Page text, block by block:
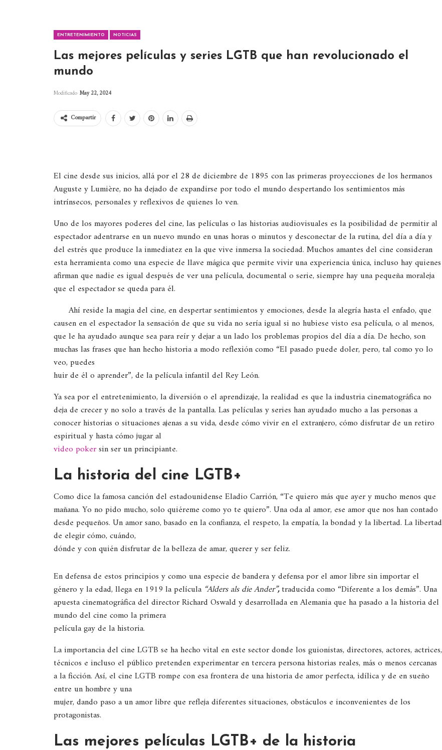
ENTRETENIMIENTO NOTICIAS
Las mejores películas y series LGTB que han revolucionado el
mundo
Modificado May 22, 2024
Compartir
El cine desde sus inicios, allá por el 28 de diciembre de 1895 con las primeras proyecciones de los hermanos
Auguste y Lumière, no ha dejado de expandirse por todo el mundo despertando los sentimientos más
intrínsecos, personales y reflexivos de quienes lo ven.
Uno de los mayores poderes del cine, las películas o las historias audiovisuales es la posibilidad de permitir al
espectador adentrarse en un nuevo mundo en unas horas o minutos y desconectar de la rutina, del día a día y
del estrés que produce la inmediatez en la que vive inmersa la sociedad. Muchos amantes del cine consideran
esta herramienta como una especie de llave mágica que permite vivir una experiencia única, incluso hay quienes
afirman que nadie es igual después de ver una película, documental o serie, siempre hay una pequeña moraleja
que el espectador se queda para él.
Ahí reside la magia del cine, en despertar sentimientos y emociones, desde la alegría hasta el enfado, que
causen en el espectador la sensación de que su vida no sería igual si no hubiese visto esa película, o al menos,
que le ha ayudado aunque sea para reír y dejar a un lado los problemas propios del día a día. De hecho, son
muchas las frases que han hecho historia a modo reflexión como “El pasado puede doler, pero, tal como yo lo
veo, puedes
huir de él o aprender”, de la película infantil del Rey León.
Ya sea por el entretenimiento, la diversión o el aprendizaje, la realidad es que la industria cinematográfica no
deja de crecer y no solo a través de la pantalla. Las películas y series han ayudado mucho a las personas a
conocer historias o situaciones ajenas a su vida, desde cómo vivir en el extranjero, cómo disfrutar de un retiro
espiritual y hasta cómo jugar al
video pokersin ser un principiante.
La historia del cine LGTB+
Como dice la famosa canción del estadounidense Eladio Carrión, “Te quiero más que ayer y mucho menos que
mañana. Yo no pido mucho, solo quiéreme como yo te quiero”. Una oda al amor, ese amor que nos han contado
desde pequeños. Un amor sano, basado en la confianza, el respeto, la empatía, la bondad y la libertad. La libertad
de elegir cómo, cuándo,
dónde y con quién disfrutar de la belleza de amar, querer y ser feliz.
En defensa de estos principios y como una especie de bandera y defensa por el amor libre sin importar el
género y la edad, llega en 1919 la película “Alders als die Ander”,traducida como “Diferente a los demás”. Una
apuesta cinematográfica del director Richard Oswald y desarrollada en Alemania que ha pasado a la historia del
mundo del cine como la primera
película gay de la historia.
La importancia del cine LGTB se ha hecho vital en este sector donde los guionistas, directores, actores, actrices,
técnicos e incluso el público pretenden experimentar en tercera persona historias reales, más o menos cercanas
a la ficción. Así, el cine LGTB rompe con esa frontera de una historia de amor perfecta, idílica y de en sueño
entre un hombre y una
mujer, dando paso a un amor libre que refleja diferentes situaciones, obstáculos e inconvenientes de los
protagonistas.
Las mejores películas LGTB+ de la historia